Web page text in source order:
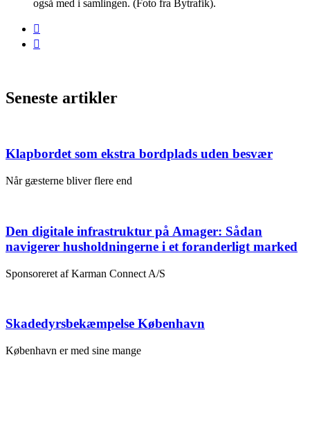
også med i samlingen. (Foto fra Bytrafik).
Seneste artikler
Klapbordet som ekstra bordplads uden besvær
Når gæsterne bliver flere end
Den digitale infrastruktur på Amager: Sådan
navigerer husholdningerne i et foranderligt marked
Sponsoreret af Karman Connect A/S
Skadedyrsbekæmpelse København
København er med sine mange